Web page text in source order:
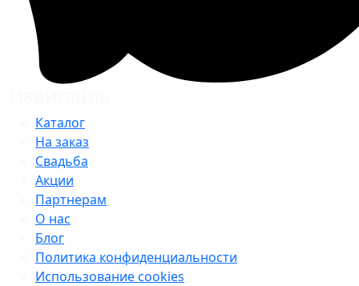
Каталог
На заказ
Свадьба
Акции
Партнерам
О нас
Блог
Политика конфиденциальности
Использование cookies